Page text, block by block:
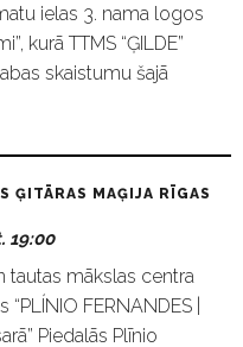
ielas 3. nama logos
kurā TTMS “ĢILDE”
skaistumu šajā
ĢITĀRAS MAĢIJA RĪGAS
19:00
tautas mākslas centra
FERNANDES |
Piedalās Plīnio